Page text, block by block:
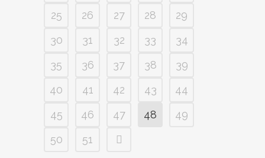
25
26 27 28
29
30
31 32 33
34
35
36 37 38
39
40
41 42 43
44
45
46 47 48
49
50
51